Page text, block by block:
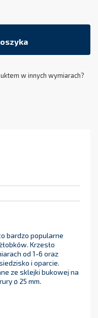
w innych wymiarach?
bardzo popularne
Krzesło
od 1-6 oraz
i oparcie.
ze sklejki bukowej na
ø 25 mm.